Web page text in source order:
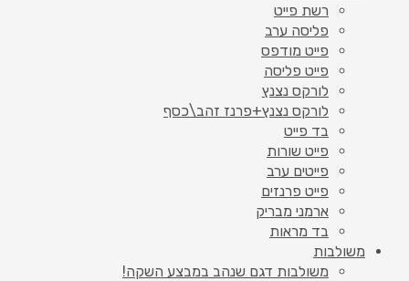
רשת פייט
פליסה ערב
פייט מודפס
פייט פליסה
לורקס נצנץ
לורקס נצנץ+פרנז זהב\כסף
בד פייט
פייט שורות
פייטים ערב
פייט פרנזים
ארמני מבריק
בד מראות
משולבות
משולבות דגם שנהב במבצע השקה!